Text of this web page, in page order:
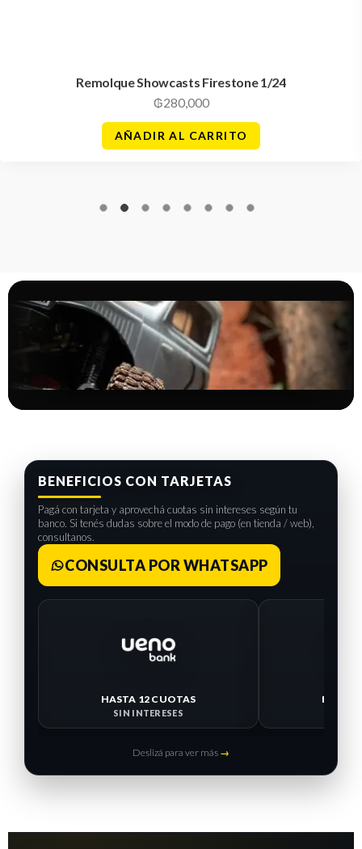
Remolque Showcasts Firestone 1/24
₲280,000
AÑADIR AL CARRITO
BENEFICIOS CON TARJETAS
Pagá con tarjeta y aprovechá cuotas sin intereses según tu
banco. Si tenés dudas sobre el modo de pago (en tienda / web),
consultanos.
CONSULTA POR WHATSAPP
HASTA 12 CUOTAS
SIN INTERESES
Deslizá para ver más →